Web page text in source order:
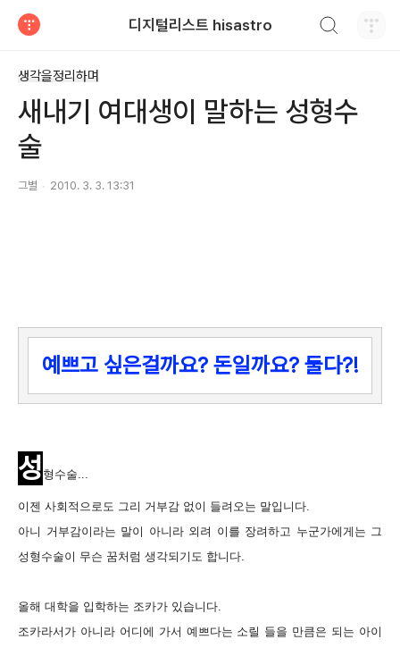
디지털리스트 hisastro
생각을정리하며
새내기 여대생이 말하는 성형수
술
그별 2010. 3. 3. 13:31
예쁘고 싶은걸까요? 돈일까요? 둘다?!
성 형수술...
이젠 사회적으로도 그리 거부감 없이 들려오는 말입니다.
아니 거부감이라는 말이 아니라 외려 이를 장려하고 누군가에게는 그
성형수술이 무슨 꿈처럼 생각되기도 합니다.
올해 대학을 입학하는 조카가 있습니다.
조카라서가 아니라 어디에 가서 예쁘다는 소릴 들을 만큼은 되는 아이